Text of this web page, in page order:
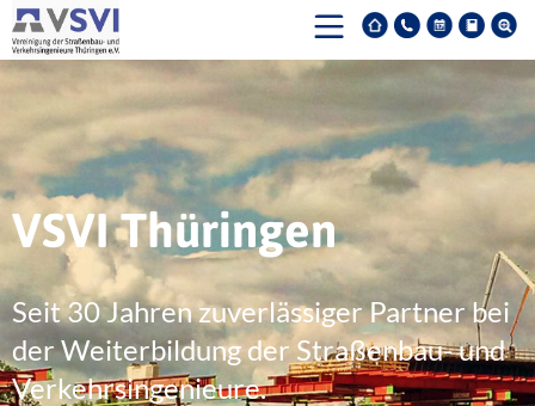
VSVI Thüringen
Seit 30 Jahren zuverlässiger Partner bei
der Weiterbildung der Straßenbau- und
Verkehrsingenieure.